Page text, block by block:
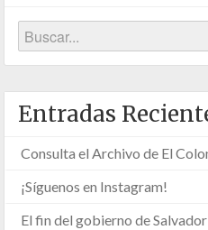
Entradas
Consulta el Archivo de El
¡Síguenos en Instagram!
El fin del gobierno de